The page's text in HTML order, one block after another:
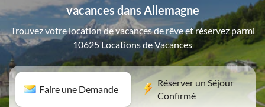
vacances dans Allemagne
Trouvez votre location de vacances de rêve et réservez parmi
10625 Locations de Vacances
Faire une Demande
Réserver un Séjour
Confirmé